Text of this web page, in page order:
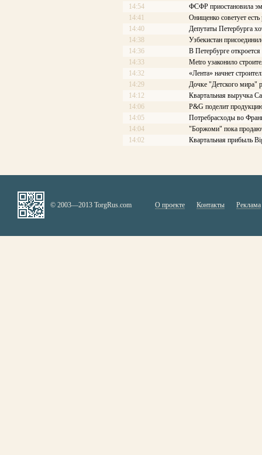
14:54
ФСФР приостановила
14:41
Онищенко советует
14:40
Депутаты Петербурга
14:38
Узбекистан
14:36
В Петербурге
14:33
Metro узаконило
14:32
«Лента» начнет
14:29
Дочке "Детского мира"
14:12
Квартальная выручка
14:06
P&G поделит
14:05
Потребрасходы во
14:04
"Боржоми" пока
14:02
Квартальная прибыль
© 2003—2013 TorgRus.com О проекте Контакты Реклама